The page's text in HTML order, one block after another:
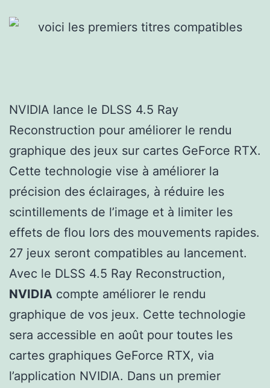
NVIDIA lance le DLSS 4.5 Ray
Reconstruction pour améliorer le rendu
graphique des jeux sur cartes GeForce RTX.
Cette technologie vise à améliorer la
précision des éclairages, à réduire les
scintillements de l’image et à limiter les
effets de flou lors des mouvements rapides.
27 jeux seront compatibles au lancement.
Avec le DLSS 4.5 Ray Reconstruction,
NVIDIA compte améliorer le rendu
graphique de vos jeux. Cette technologie
sera accessible en août pour toutes les
cartes graphiques GeForce RTX, via
l’application NVIDIA. Dans un premier